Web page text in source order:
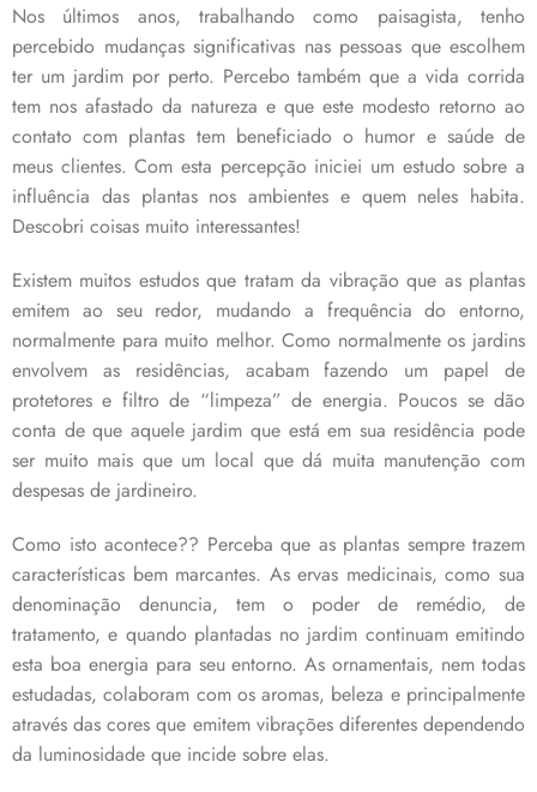
Nos últimos anos, trabalhando como paisagista, tenho
percebido mudanças significativas nas pessoas que escolhem
ter um jardim por perto. Percebo também que a vida corrida
tem nos afastado da natureza e que este modesto retorno ao
contato com plantas tem beneficiado o humor e saúde de
meus clientes. Com esta percepção iniciei um estudo sobre a
influência das plantas nos ambientes e quem neles habita.
Descobri coisas muito interessantes!
Existem muitos estudos que tratam da vibração que as plantas
emitem ao seu redor, mudando a frequência do entorno,
normalmente para muito melhor. Como normalmente os jardins
envolvem as residências, acabam fazendo um papel de
protetores e filtro de “limpeza” de energia. Poucos se dão
conta de que aquele jardim que está em sua residência pode
ser muito mais que um local que dá muita manutenção com
despesas de jardineiro.
Como isto acontece?? Perceba que as plantas sempre trazem
características bem marcantes. As ervas medicinais, como sua
denominação denuncia, tem o poder de remédio, de
tratamento, e quando plantadas no jardim continuam emitindo
esta boa energia para seu entorno. As ornamentais, nem todas
estudadas, colaboram com os aromas, beleza e principalmente
através das cores que emitem vibrações diferentes dependendo
da luminosidade que incide sobre elas.